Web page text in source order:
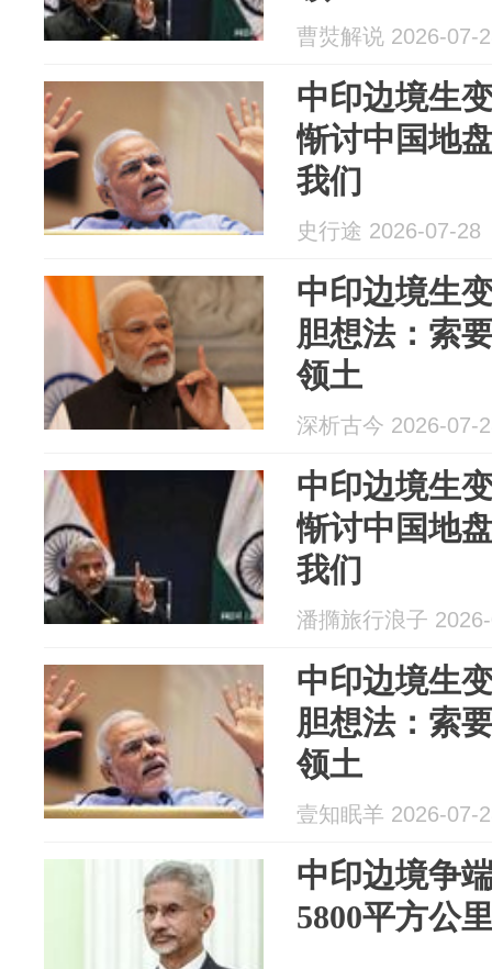
曹焋解说 2026-07-
中印边境生
惭讨中国地
我们
史行途 2026-07-28
中印边境生
胆想法：索
领土
深析古今 2026-07-
中印边境生
惭讨中国地
我们
潘撱旅行浪子
中印边境生
胆想法：索
领土
壹知眠羊 2026-07-
中印边境争
5800平方公